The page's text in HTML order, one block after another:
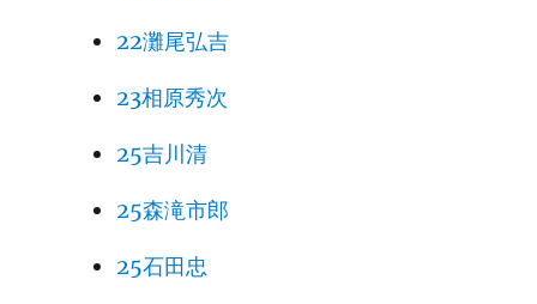
22灘尾弘吉
23相原秀次
25吉川清
25森滝市郎
25石田忠